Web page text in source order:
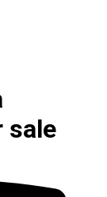
sale